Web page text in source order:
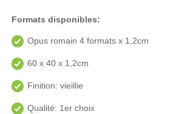
Formats disponibles:
Opus romain 4 formats x 1,2cm
60 x 40 x 1,2cm
Finition: vieillie
Qualité: 1er choix